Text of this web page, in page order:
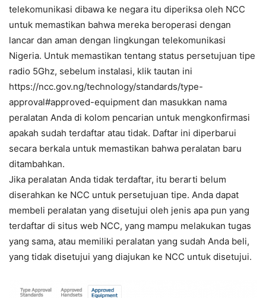
telekomunikasi dibawa ke negara itu diperiksa oleh NCC
untuk memastikan bahwa mereka beroperasi dengan
lancar dan aman dengan lingkungan telekomunikasi
Nigeria. Untuk memastikan tentang status persetujuan tipe
radio 5Ghz, sebelum instalasi, klik tautan ini
https://ncc.gov.ng/technology/standards/type-
approval#approved-equipment dan masukkan nama
peralatan Anda di kolom pencarian untuk mengkonfirmasi
apakah sudah terdaftar atau tidak. Daftar ini diperbarui
secara berkala untuk memastikan bahwa peralatan baru
ditambahkan.
Jika peralatan Anda tidak terdaftar, itu berarti belum
diserahkan ke NCC untuk persetujuan tipe. Anda dapat
membeli peralatan yang disetujui oleh jenis apa pun yang
terdaftar di situs web NCC, yang mampu melakukan tugas
yang sama, atau memiliki peralatan yang sudah Anda beli,
yang tidak disetujui yang diajukan ke NCC untuk disetujui.